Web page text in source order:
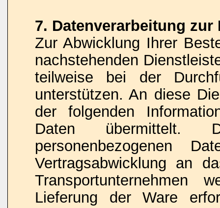
7. Datenverarbeitung
Zur Abwicklung Ihrer
nachstehenden
teilweise bei der
unterstützen. An diese
der folgenden
Daten übermittelt.
personenbezogenen
Vertragsabwicklung an
Transportunternehmen
Lieferung der Ware